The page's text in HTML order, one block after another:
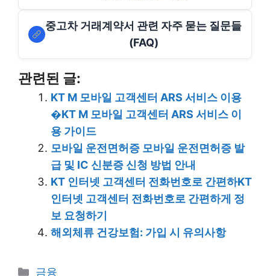
중고차 거래계약서 관련 자주 묻는 질문들
(FAQ)
관련된 글:
KT M 모바일 고객센터 ARS 서비스 이용
�KT M 모바일 고객센터 ARS 서비스 이
용 가이드
모바일 운전면허증 모바일 운전면허증 발
급 및 IC 신분증 신청 방법 안내
KT 인터넷 고객센터 전화번호로 간편하KT
인터넷 고객센터 전화번호로 간편하게 정
보 요청하기
해외체류 건강보험: 가입 시 유의사항
Categories
금융